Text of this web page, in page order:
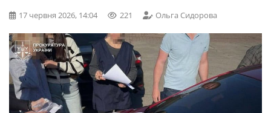
17 червня 2026, 14:04 221 Ольга Сидорова